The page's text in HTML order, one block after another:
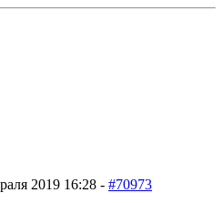
2019 16:28 - #70973